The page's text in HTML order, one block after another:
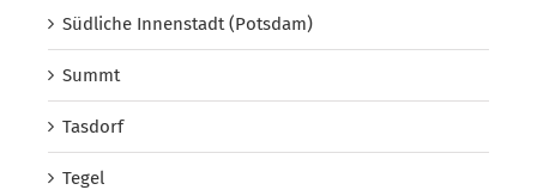
Südliche Innenstadt (Potsdam)
Summt
Tasdorf
Tegel